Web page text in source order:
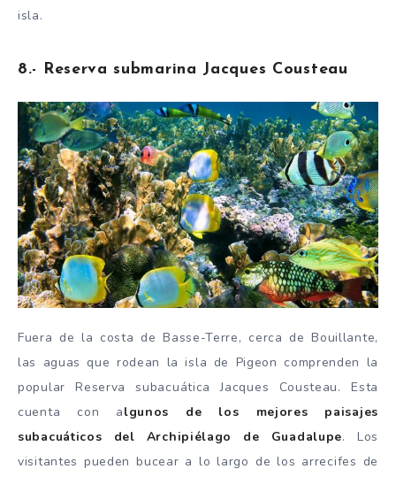
isla.
8.- Reserva submarina Jacques Cousteau
Fuera de la costa de Basse-Terre, cerca de Bouillante,
las aguas que rodean la isla de Pigeon comprenden la
popular Reserva subacuática Jacques Cousteau. Esta
cuenta con algunos de los mejores paisajes
subacuáticos del Archipiélago de Guadalupe. Los
visitantes pueden bucear a lo largo de los arrecifes de